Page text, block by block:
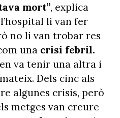
mort”, explica
li van fer
no li van trobar res
unacrisi febril.
va tenir una altra i
Dels cinc als
algunes crisis, però
metges van creure